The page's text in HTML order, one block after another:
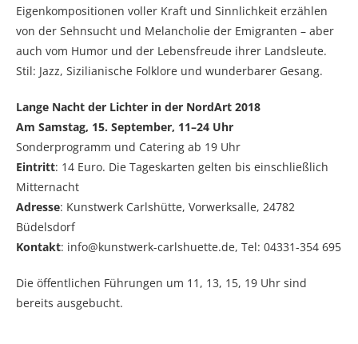
Eigenkompositionen voller Kraft und Sinnlichkeit erzählen
von der Sehnsucht und Melancholie der Emigranten – aber
auch vom Humor und der Lebensfreude ihrer Landsleute.
Stil: Jazz, Sizilianische Folklore und wunderbarer Gesang.
Lange Nacht der Lichter in der NordArt 2018
Am Samstag, 15. September, 11–24 Uhr
Sonderprogramm und Catering ab 19 Uhr
Eintritt: 14 Euro. Die Tageskarten gelten bis einschließlich
Mitternacht
Adresse: Kunstwerk Carlshütte, Vorwerksalle, 24782
Büdelsdorf
Kontakt: info@kunstwerk-carlshuette.de, Tel: 04331-354 695
Die öffentlichen Führungen um 11, 13, 15, 19 Uhr sind
bereits ausgebucht.